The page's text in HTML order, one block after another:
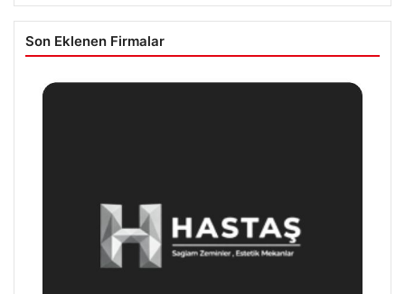
Son Eklenen Firmalar